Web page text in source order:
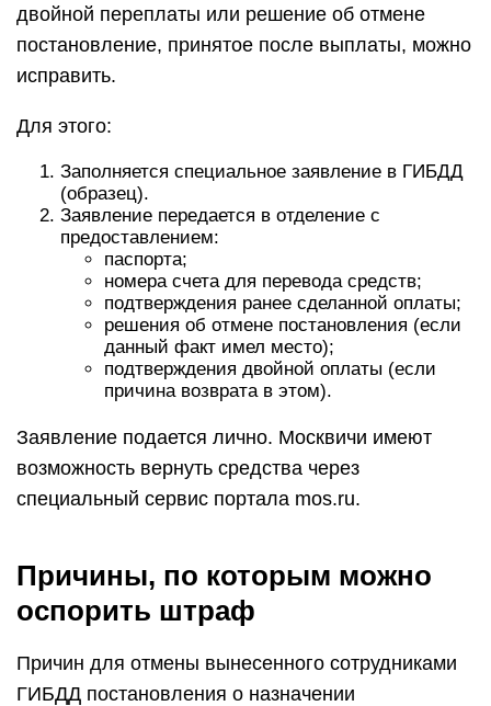
двойной переплаты или решение об отмене
постановление, принятое после выплаты, можно
исправить.
Для этого:
Заполняется специальное заявление в ГИБДД
(образец).
Заявление передается в отделение с
предоставлением:
паспорта;
номера счета для перевода средств;
подтверждения ранее сделанной оплаты;
решения об отмене постановления (если
данный факт имел место);
подтверждения двойной оплаты (если
причина возврата в этом).
Заявление подается лично. Москвичи имеют
возможность вернуть средства через
специальный сервис портала mos.ru.
Причины, по которым можно
оспорить штраф
Причин для отмены вынесенного сотрудниками
ГИБДД постановления о назначении